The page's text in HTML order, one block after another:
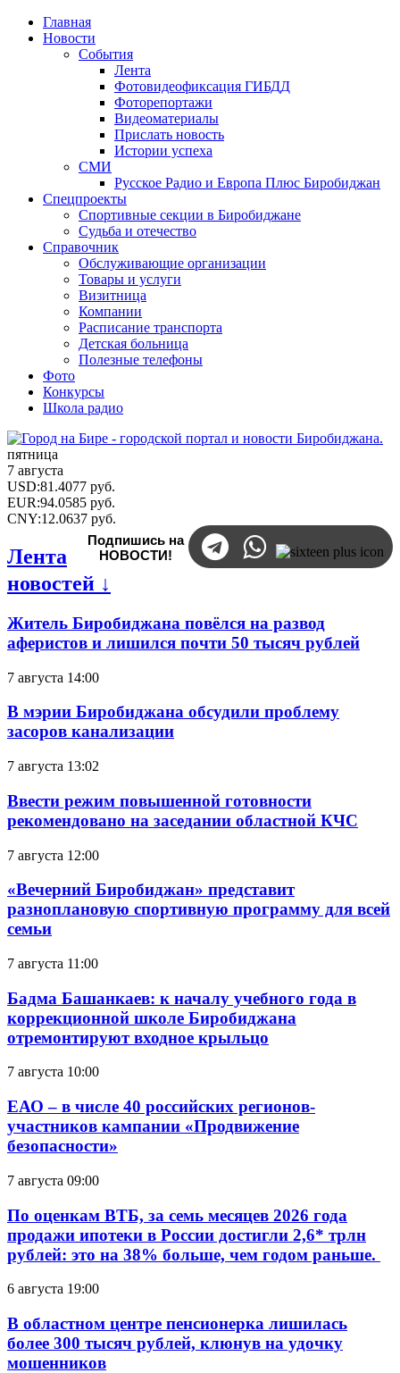
Главная
Новости
События
Лента
Фотовидеофиксация ГИБДД
Фоторепортажи
Видеоматериалы
Прислать новость
Истории успеха
СМИ
Русское Радио и Европа Плюс Биробиджан
Спецпроекты
Спортивные секции в Биробиджане
Судьба и отечество
Справочник
Обслуживающие организации
Товары и услуги
Визитница
Компании
Расписание транспорта
Детская больница
Полезные телефоны
Фото
Конкурсы
Школа радио
пятница
7 августа
USD:81.4077 руб.
EUR:94.0585 руб.
CNY:12.0637 руб.
Подпишись на
НОВОСТИ!
Лента
новостей ↓
Житель Биробиджана повёлся на развод
аферистов и лишился почти 50 тысяч рублей
7 августа 14:00
В мэрии Биробиджана обсудили проблему
засоров канализации
7 августа 13:02
Ввести режим повышенной готовности
рекомендовано на заседании областной КЧС
7 августа 12:00
«Вечерний Биробиджан» представит
разноплановую спортивную программу для всей
семьи
7 августа 11:00
Бадма Башанкаев: к началу учебного года в
коррекционной школе Биробиджана
отремонтируют входное крыльцо
7 августа 10:00
ЕАО – в числе 40 российских регионов-
участников кампании «Продвижение
безопасности»
7 августа 09:00
По оценкам ВТБ, за семь месяцев 2026 года
продажи ипотеки в России достигли 2,6* трлн
рублей: это на 38% больше, чем годом раньше.
6 августа 19:00
В областном центре пенсионерка лишилась
более 300 тысяч рублей, клюнув на удочку
мошенников